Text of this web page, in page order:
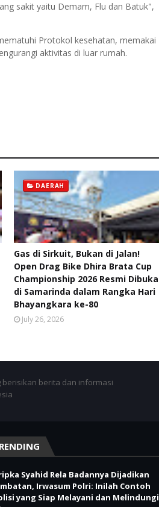
sakit yaitu Demam, Flu dan Batuk",
Protokol kesehatan, memakai
aktivitas di luar rumah.
DAERAH
Gas di Sirkuit, Bukan di Jalan!
Open Drag Bike Dhira Brata Cup
Championship 2026 Resmi Dibuka
di Samarinda dalam Rangka Hari
Bhayangkara ke-80
July 26, 2026
berita dan informasi
Syahid Rela Badannya Dijadikan
Irwasum Polri: Inilah Contoh
yang Siap Melayani dan Melindungi